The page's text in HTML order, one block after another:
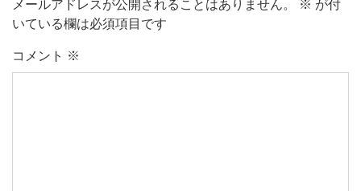
メールアドレスが公開されることはありません。 ※ が付
いている欄は必須項目です
コメント ※